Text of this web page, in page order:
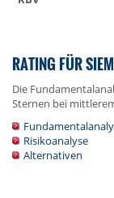
RATING FÜR
Die
Sternen bei
Risikoanalyse
Alternativen